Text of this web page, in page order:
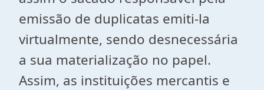
emissão de duplicatas emiti-la
virtualmente, sendo desnecessária
a sua materialização no papel.
Assim, as instituições mercantis e